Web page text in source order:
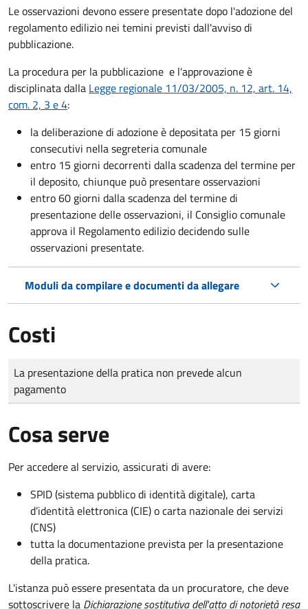
Le osservazioni devono essere presentate dopo l'adozione del
regolamento edilizio nei temini previsti dall'avviso di
pubblicazione.
La procedura per la pubblicazione e l'approvazione è
disciplinata dalla Legge regionale 11/03/2005, n. 12, art. 14,
com. 2, 3 e 4:
la deliberazione di adozioneè depositata per 15 giorni
consecutivi nella segreteria comunale
entro 15 giorni decorrenti dalla scadenza del termine per
il deposito, chiunque può presentare osservazioni
entro 60 giorni dalla scadenza del termine di
presentazione delle osservazioni, il Consiglio comunale
approva il Regolamento edilizio decidendo sulle
osservazioni presentate.
Moduli da compilare e documenti da allegare
Costi
Tipo di pagamento
Importo
La presentazione della pratica non prevede alcun
pagamento
Cosa serve
Per accedere al servizio, assicurati di avere:
SPID (sistema pubblico di identità digitale), carta
d’identità elettronica (CIE) o carta nazionale dei servizi
(CNS)
tutta la documentazione prevista per la presentazione
della pratica.
L'istanza può essere presentata da un procuratore, che deve
sottoscrivere la Dichiarazione sostitutiva dell'atto di notorietà resa